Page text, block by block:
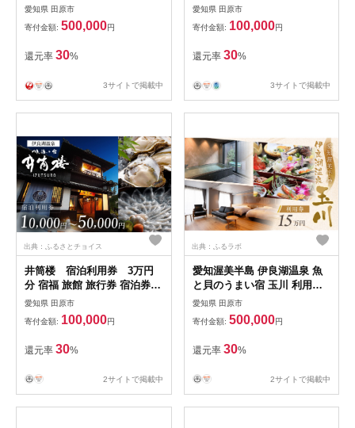
観光 愛知県 田原市 老舗宿 モ
ダンレトロ 露天風呂 大浴場
伊良湖温泉 500000円
愛知県 田原市
寄付金額: 500,000円
還元率 30%
3サイトで掲載中
０，０００円）
愛知県 田原市
寄付金額: 100,000円
還元率 30%
3サイトで掲載中
出典：ふるさとチョイス
井筒楼 宿泊利用券 3万円
分 宿福 旅館 旅行券 宿泊券
観光 愛知県 田原市 老舗宿 モ
ダンレトロ 露天風呂 大浴場
伊良湖温泉 100000円
愛知県 田原市
寄付金額: 100,000円
還元率 30%
2サイトで掲載中
出典：ふるラボ
愛知渥美半島 伊良湖温泉 魚
と貝のうまい宿 玉川 利用券
15万円分
愛知県 田原市
寄付金額: 500,000円
還元率 30%
2サイトで掲載中